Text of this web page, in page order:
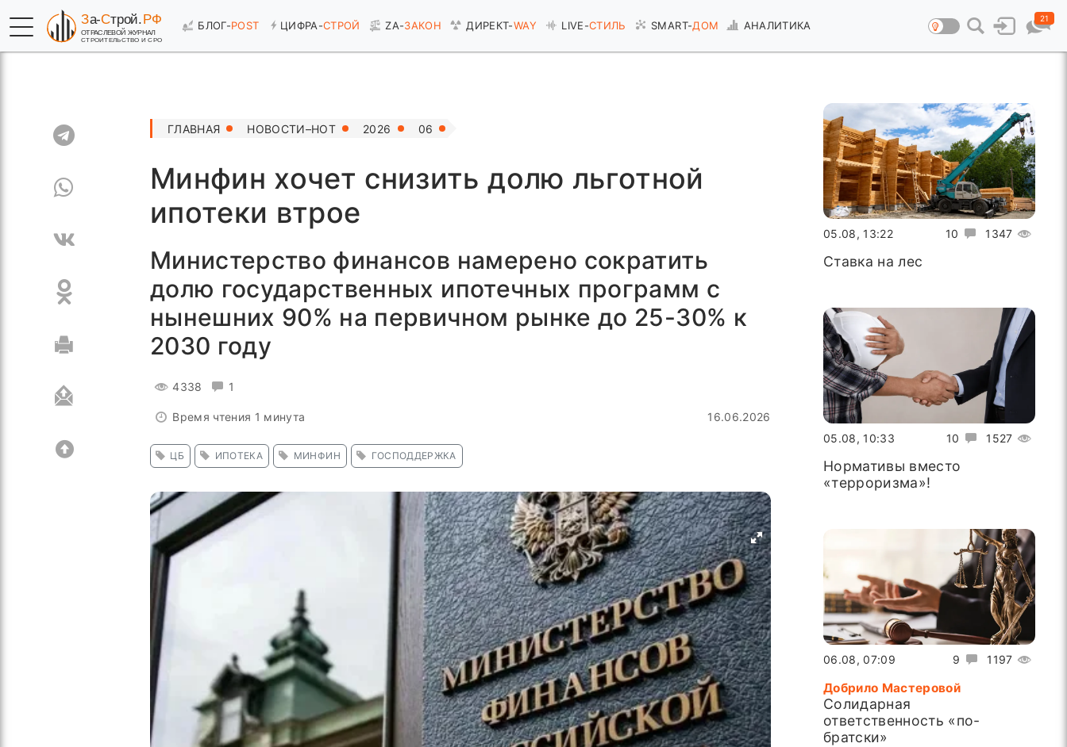
БЛОГ-POST ЦИФРА-СТРОЙ ZA-ЗАКОН ДИРЕКТ-WAY LIVE-СТИЛЬ SMART-ДОМ АНАЛИТИКА
21
ГЛАВНАЯ НОВОСТИ–HOT 2026 06
Минфин хочет снизить долю льготной
ипотеки втрое
Министерство финансов намерено сократить
долю государственных ипотечных программ с
нынешних 90% на первичном рынке до 25-30% к
2030 году
4338 1
Время чтения 1 минута 16.06.2026
ЦБ ИПОТЕКА МИНФИН ГОСПОДДЕРЖКА
10 1347
05.08, 13:22
Ставка на лес
10 1527
05.08, 10:33
Нормативы вместо
«терроризма»!
9 1197
06.08, 07:09
Добрило Мастеровой
Солидарная
ответственность «по-
братски»